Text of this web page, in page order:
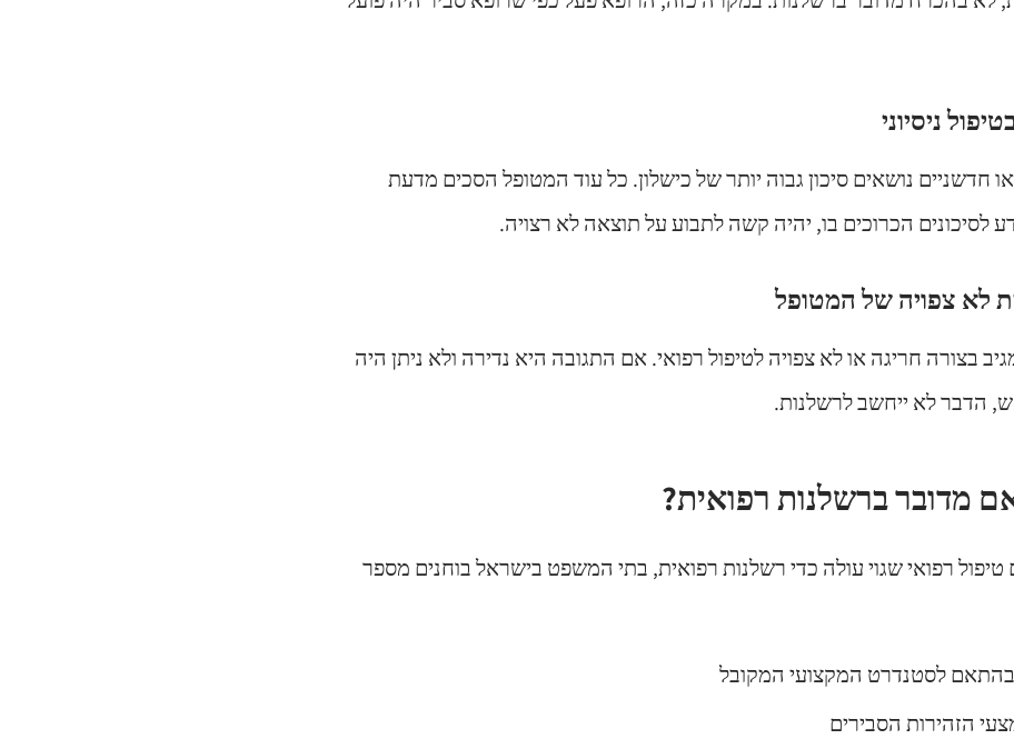
או חדשניים נושאים סיכון גבוה יותר של כישלון. כל עוד המטופל הסכים מדעת
לסיכונים הכרוכים בו, יהיה קשה לתבוע על תוצאה לא רצויה.
בצורה חריגה או לא צפויה לטיפול רפואי. אם התגובה היא נדירה ולא ניתן היה
הדבר לא ייחשב לרשלנות.
מדובר ברשלנות רפואית?
רפואי שגוי עולה כדי רשלנות רפואית, בתי המשפט בישראל בוחנים מספר
לסטנדרט המקצועי המקובל
הזהירות הסבירים